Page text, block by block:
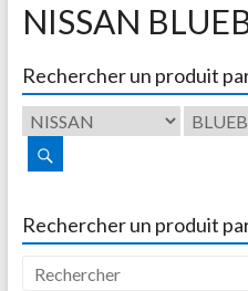
NISSAN
Rechercher un produit
Rechercher un produit